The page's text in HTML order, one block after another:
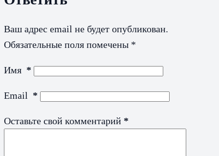
Ваш адрес email не будет опубликован.
Обязательные поля помечены *
Имя *
Email *
Оставьте свой комментарий *